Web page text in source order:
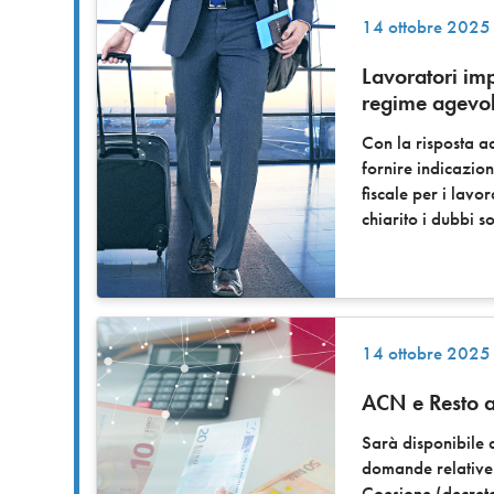
14 ottobre 2025
Lavoratori
regime
Con la risposta
fornire
fiscale per i
chiarito i dubbi
14 ottobre 2025
ACN e Resto
Sarà disponibile
domande